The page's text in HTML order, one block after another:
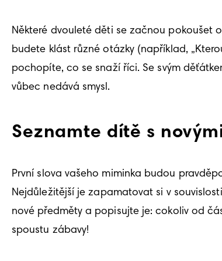
Některé dvouleté děti se začnou pokoušet
budete klást různé otázky (například,
pochopíte, co se snaží říci. Se svým
vůbec nedává smysl.
Seznamte dítě s
První slova vašeho miminka budou
Nejdůležitější je zapamatovat si v
nové předměty a popisujte je: cokoliv od
spoustu zábavy!